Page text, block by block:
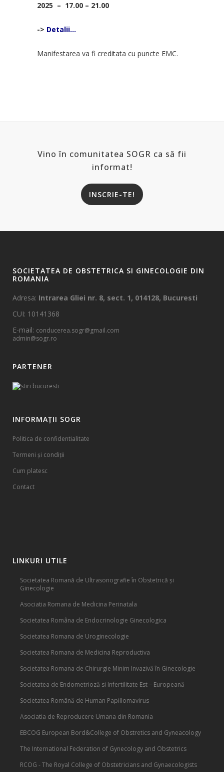
2025 – 17.00 – 21.00
-> Detalii…
Manifestarea va fi creditata cu puncte EMC.
Vino în comunitatea SOGR ca să fii
informat!
INSCRIE-TE!
SOCIETATEA DE OBSTETRICA SI GINECOLOGIE DIN
ROMANIA
Adresa: Intrarea Gliei nr. 8, sect. 1, 014128, Bucuresti
CUI: 10141368
E-mail: conducerea.sogr@gmail.com
admin@sogr.ro
PARTENER
INFORMAȚII SOGR
Politica de confidentialitate
Termeni și condiții
Cum platesc
Contact
LINKURI UTILE
Societatea Romană de Ultrasonografie în Obstetrică și
Ginecologie
Asociatia Romana de Medicina Perinatala
Societatea Româna de Endocrinologie Ginecologica
Societatea Romana de Uroginecologie
Societatea Romana de Medicina Reproductiva
Societatea Romana de Chirurgie Minim Invazivă în Ginecologie
Societatea de Endometrioză si Infertilitate Est – Europeană
Societatea Română de Human Papillomavirus
Asociatia de Reproducere Umana din Romania
EBCOG European Bord&College of Obstretics and Gyneacology
The International Federation of Gynecology and Obstetrics
RCOG - The Royal College of Obstetricians and Gynaecologists